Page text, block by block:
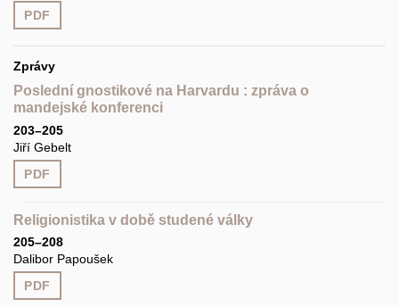
PDF
Zprávy
Poslední gnostikové na Harvardu : zpráva o
mandejské konferenci
203–205
Jiří Gebelt
PDF
Religionistika v době studené války
205–208
Dalibor Papoušek
PDF